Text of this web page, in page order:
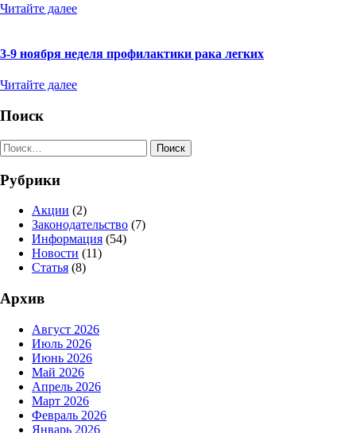
Читайте далее
3-9 ноября неделя профилактики рака легких
Читайте далее
Поиск
Поиск
Рубрики
Акции (2)
Законодательство (7)
Информация (54)
Новости (11)
Статья (8)
Архив
Август 2026
Июль 2026
Июнь 2026
Май 2026
Апрель 2026
Март 2026
Февраль 2026
Январь 2026